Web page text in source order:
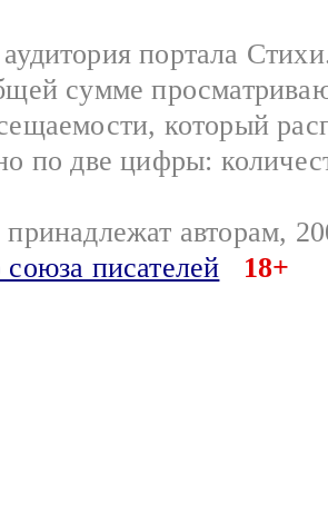
портала
сумме
который
по две цифры:
авторам,
союза писателей
18+